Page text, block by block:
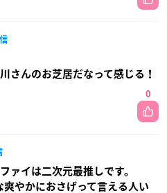
さんのお芝居だなって感じる！
0
ァイは二次元最推しです。
やかにおさげって言える人い